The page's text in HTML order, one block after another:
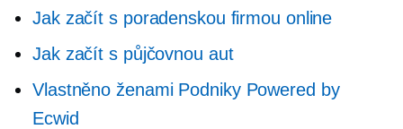
Jak začít s poradenskou firmou online
Jak začít s půjčovnou aut
Vlastněno ženamiPodniky Powered by
Ecwid